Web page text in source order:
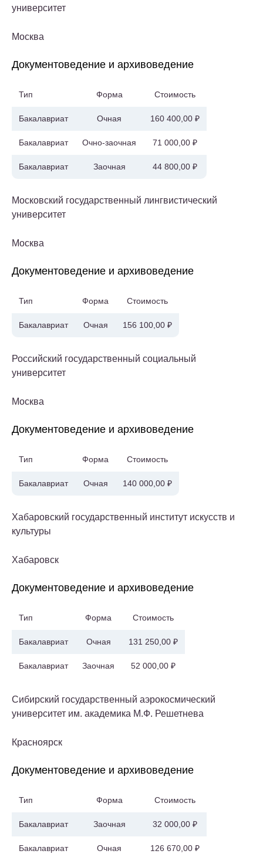
университет
Москва
Документоведение и архивоведение
Тип Форма Стоимость
Бакалавриат Очная 160 400,00 ₽
Бакалавриат Очно-заочная 71 000,00 ₽
Бакалавриат Заочная 44 800,00 ₽
Московский государственный лингвистический
университет
Москва
Документоведение и архивоведение
Тип Форма Стоимость
Бакалавриат Очная 156 100,00 ₽
Российский государственный социальный
университет
Москва
Документоведение и архивоведение
Тип Форма Стоимость
Бакалавриат Очная 140 000,00 ₽
Хабаровский государственный институт искусств и
культуры
Хабаровск
Документоведение и архивоведение
Тип Форма Стоимость
Бакалавриат Очная 131 250,00 ₽
Бакалавриат Заочная 52 000,00 ₽
Сибирский государственный аэрокосмический
университет им. академика М.Ф. Решетнева
Красноярск
Документоведение и архивоведение
Тип Форма Стоимость
Бакалавриат Заочная 32 000,00 ₽
Бакалавриат Очная 126 670,00 ₽